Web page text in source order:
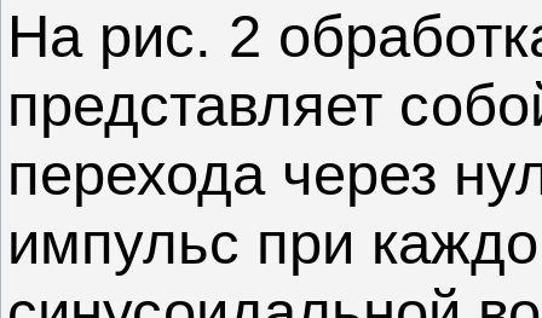
На рис. 2
представляет
перехода через
импульс при